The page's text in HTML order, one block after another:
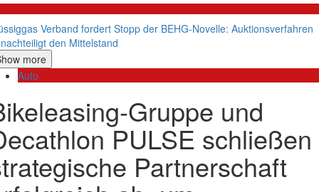
Verband fordert Stopp der BEHG-Novelle: Auktionsverfahren
den Mittelstand
more
Auto
Gruppe und
PULSE schließen
Partnerschaft